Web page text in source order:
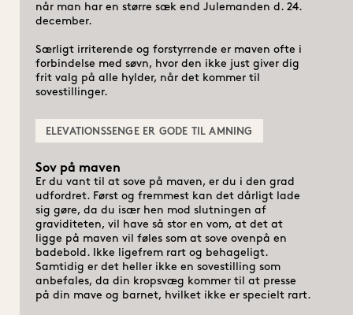
når man har en større sæk end Julemanden d. 24.
december.
Særligt irriterende og forstyrrende er maven ofte i
forbindelse med søvn, hvor den ikke just giver dig
frit valg på alle hylder, når det kommer til
ELEVATIONSSENGE ER GODE TIL AMNING
Sov på maven
Er du vant til at sove på maven, er du i den grad
udfordret. Først og fremmest kan det dårligt lade
sig gøre, da du især hen mod slutningen af
graviditeten, vil have så stor en vom, at det at
ligge på maven vil føles som at sove ovenpå en
badebold. Ikke ligefrem rart og behageligt.
Samtidig er det heller ikke en sovestilling som
anbefales, da din kropsvæg kommer til at presse